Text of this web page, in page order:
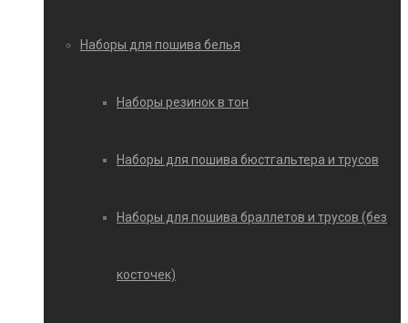
Наборы для пошива белья
Наборы резинок в тон
Наборы для пошива бюстгальтера и трусов
Наборы для пошива браллетов и трусов (без
косточек)